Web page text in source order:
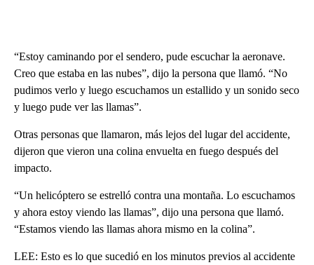
“Estoy caminando por el sendero, pude escuchar la aeronave.
Creo que estaba en las nubes”, dijo la persona que llamó. “No
pudimos verlo y luego escuchamos un estallido y un sonido seco
y luego pude ver las llamas”.
Otras personas que llamaron, más lejos del lugar del accidente,
dijeron que vieron una colina envuelta en fuego después del
impacto.
“Un helicóptero se estrelló contra una montaña. Lo escuchamos
y ahora estoy viendo las llamas”, dijo una persona que llamó.
“Estamos viendo las llamas ahora mismo en la colina”.
LEE: Esto es lo que sucedió en los minutos previos al accidente